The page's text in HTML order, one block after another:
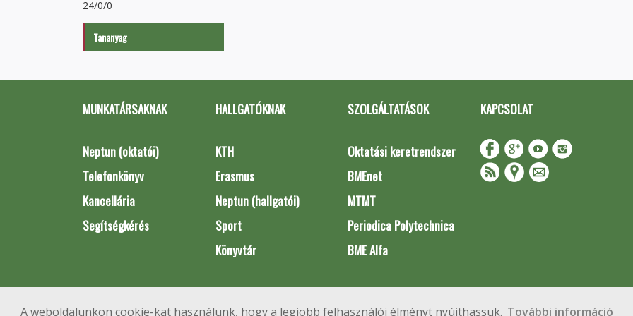
A weboldalunkon cookie-kat használunk, hogy a legjobb felhasználói élményt nyújthassuk. További információ
24/0/0
Tananyag
MUNKATÁRSAKNAK
Neptun (oktatói)
Telefonkönyv
Kancellária
Segítségkérés
HALLGATÓKNAK
KTH
Erasmus
Neptun (hallgatói)
Sport
Könyvtár
SZOLGÁLTATÁSOK
Oktatási keretrendszer
BMEnet
MTMT
Periodica Polytechnica
BME Alfa
KAPCSOLAT
Impresszum
Copyright © 2020 BME Építőmérnöki Kar